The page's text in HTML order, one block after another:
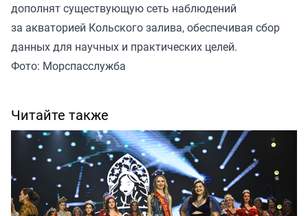
дополнят существующую сеть наблюдений
за акваторией Кольского залива, обеспечивая сбор
данных для научных и практических целей.
Фото: Морспасслужба
Читайте также